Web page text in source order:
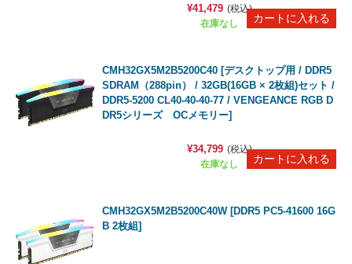
在庫なし
¥41,479 (税込)
CMH32GX5M2B5200C40 [デスクトップ用 / DDR5
SDRAM（288pin） / 32GB(16GB × 2枚組)セット /
DDR5-5200 CL40-40-40-77 / VENGEANCE RGB D
DR5シリーズ OCメモリー]
在庫なし
¥34,799 (税込)
CMH32GX5M2B5200C40W [DDR5 PC5-41600 16G
B 2枚組]